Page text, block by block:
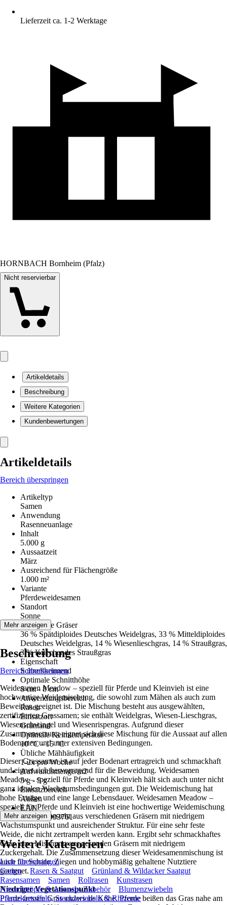
Lieferzeit ca. 1-2 Werktage
HORNBACH Bornheim (Pfalz)
Nicht reservierbar
Artikeldetails
Beschreibung
Weitere Kategorien
Kundenbewertungen
Artikeldetails
Bereich überspringen
Artikeltyp
Samen
Anwendung
Rasenneuanlage
Inhalt
5.000 g
Aussaatzeit
März
Ausreichend für Flächengröße
1.000 m²
Variante
Pferdeweidesamen
Standort
Sonne
Enthaltene Gräser
36 % Spätdiploides Deutsches Weidelgras, 33 % Mitteldiploides
Deutsches Weidelgras, 14 % Wiesenlieschgras, 14 % Straußgras,
3 % Kriechendes Straußgras
Eigenschaft
Schnellkeimend
Optimale Schnitthöhe
8 cm - 8 cm
Anwendungsbereich
Rasen
Einsatzort
Grünland
Optimale Keimtemperatur
10 °C - 15 °C
Übliche Mähhäufigkeit
1-2x pro Woche
Aufwandsmenge/m2
5 g - 5 g
Einsatzbereich
Außen
EAN
8719958993761
Mehr anzeigen
Beschreibung
Bereich überspringen
Weidesamen Meadow – speziell für Pferde und Kleinvieh ist eine
hochwertige Weidemischung, die sowohl zum Mähen als auch zum
Beweiden geeignet ist. Die Mischung besteht aus ausgewählten,
zertifizierten Grassamen; sie enthält Weidelgras, Wiesen-Lieschgras,
Wiesenschwingel und Wiesenrispengras. Aufgrund dieser
Zusammensetzung eignet sich diese Mischung für die Aussaat auf allen
Bodenarten und unter extensiven Bedingungen.
Dieser Grassamen ist auf jeder Bodenart ertragreich und schmackhaft
und eignet sich hervorragend für die Beweidung. Weidesamen
Meadow – speziell für Pferde und Kleinvieh hält sich auch unter nicht
ganz idealen Wachstumsbedingungen gut. Die Weidemischung hat
hohe Erträge und eine lange Lebensdauer. Weidesamen Meadow –
speziell für Pferde und Kleinvieh ist eine hochwertige Weidemischung
für Pferde und besteht aus verschiedenen Gräsern mit niedrigem
Wachstumspunkt und ausreichender Struktur. Für eine sehr feste
Weide, die nicht zertrampelt werden kann. Ergibt sehr schmackhaftes
Gras, eine Mischung aus gesunden Gräsern mit niedrigem
Zuckergehalt. Die Zusammensetzung dieser Weidesamenmischung ist
auch für Schafe, Ziegen und hobbymäßig gehaltene Nutztiere
geeignet.
Niedriger Vegetationspunkt
Pferde fressen Gras anders als Kühe. Pferde beißen das Gras nahe am
Mehr anzeigen
Weitere Kategorien
Liste überspringen
Garten
Rasen & Saatgut
Grünland & Wildacker Saatgut
Rasensamen
Samen Rollrasen
Kunstrasen
Anzuchttöpfe & Anzucht-Zubehör
Blumenzwiebeln
Pflanzkartoffeln, Steckzwiebeln & Rhizome